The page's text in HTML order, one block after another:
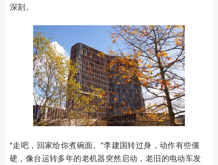
深刻。
"走吧，回家给你煮碗面。"李建国转过身，动作有些僵
硬，像台运转多年的老机器突然启动，老旧的电动车发